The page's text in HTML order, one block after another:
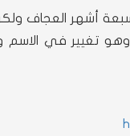
أشهر العجاف
وهو تغيير في الاسم